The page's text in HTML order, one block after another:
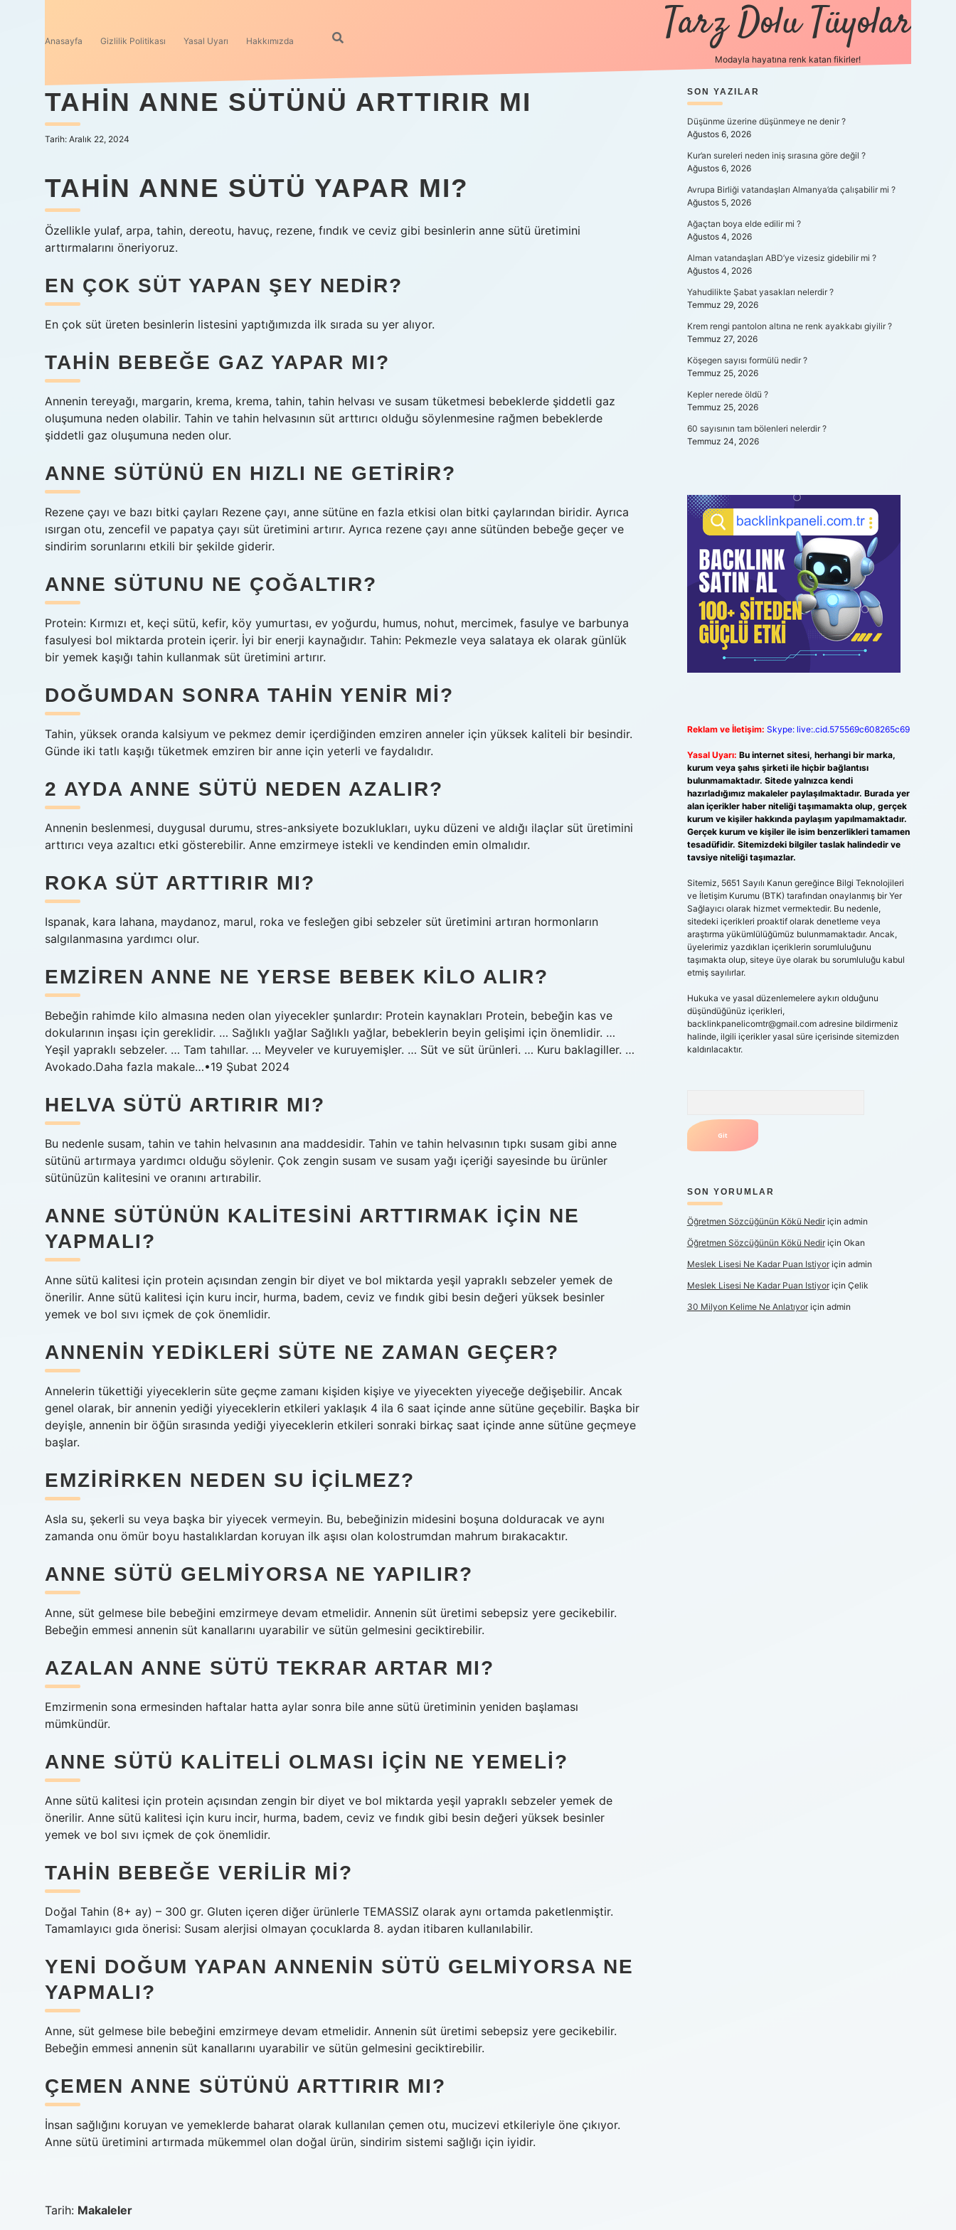
Anasayfa Gizlilik Politikası Yasal Uyarı Hakkımızda Tarz Dolu Tüyolar
Modayla hayatına renk katan fikirler!
TAHIN ANNE SÜTÜNÜ ARTTIRIR MI
Tarih: Aralık 22, 2024
TAHIN ANNE SÜTÜ YAPAR MI?
Özellikle yulaf, arpa, tahin, dereotu, havuç, rezene, fındık ve ceviz gibi besinlerin anne sütü üretimini
arttırmalarını öneriyoruz.
EN ÇOK SÜT YAPAN ŞEY NEDIR?
En çok süt üreten besinlerin listesini yaptığımızda ilk sırada su yer alıyor.
TAHIN BEBEĞE GAZ YAPAR MI?
Annenin tereyağı, margarin, krema, krema, tahin, tahin helvası ve susam tüketmesi bebeklerde şiddetli gaz
oluşumuna neden olabilir. Tahin ve tahin helvasının süt arttırıcı olduğu söylenmesine rağmen bebeklerde
şiddetli gaz oluşumuna neden olur.
ANNE SÜTÜNÜ EN HIZLI NE GETIRIR?
Rezene çayı ve bazı bitki çayları Rezene çayı, anne sütüne en fazla etkisi olan bitki çaylarından biridir. Ayrıca
ısırgan otu, zencefil ve papatya çayı süt üretimini artırır. Ayrıca rezene çayı anne sütünden bebeğe geçer ve
sindirim sorunlarını etkili bir şekilde giderir.
ANNE SÜTUNU NE ÇOĞALTIR?
Protein: Kırmızı et, keçi sütü, kefir, köy yumurtası, ev yoğurdu, humus, nohut, mercimek, fasulye ve barbunya
fasulyesi bol miktarda protein içerir. İyi bir enerji kaynağıdır. Tahin: Pekmezle veya salataya ek olarak günlük
bir yemek kaşığı tahin kullanmak süt üretimini artırır.
DOĞUMDAN SONRA TAHIN YENIR MI?
Tahin, yüksek oranda kalsiyum ve pekmez demir içerdiğinden emziren anneler için yüksek kaliteli bir besindir.
Günde iki tatlı kaşığı tüketmek emziren bir anne için yeterli ve faydalıdır.
2 AYDA ANNE SÜTÜ NEDEN AZALIR?
Annenin beslenmesi, duygusal durumu, stres-anksiyete bozuklukları, uyku düzeni ve aldığı ilaçlar süt üretimini
arttırıcı veya azaltıcı etki gösterebilir. Anne emzirmeye istekli ve kendinden emin olmalıdır.
ROKA SÜT ARTTIRIR MI?
Ispanak, kara lahana, maydanoz, marul, roka ve fesleğen gibi sebzeler süt üretimini artıran hormonların
salgılanmasına yardımcı olur.
EMZIREN ANNE NE YERSE BEBEK KILO ALIR?
Bebeğin rahimde kilo almasına neden olan yiyecekler şunlardır: Protein kaynakları Protein, bebeğin kas ve
dokularının inşası için gereklidir. … Sağlıklı yağlar Sağlıklı yağlar, bebeklerin beyin gelişimi için önemlidir. …
Yeşil yapraklı sebzeler. … Tam tahıllar. … Meyveler ve kuruyemişler. … Süt ve süt ürünleri. … Kuru baklagiller. …
Avokado.Daha fazla makale…•19 Şubat 2024
HELVA SÜTÜ ARTIRIR MI?
Bu nedenle susam, tahin ve tahin helvasının ana maddesidir. Tahin ve tahin helvasının tıpkı susam gibi anne
sütünü artırmaya yardımcı olduğu söylenir. Çok zengin susam ve susam yağı içeriği sayesinde bu ürünler
sütünüzün kalitesini ve oranını artırabilir.
ANNE SÜTÜNÜN KALITESINI ARTTIRMAK IÇIN NE
YAPMALI?
Anne sütü kalitesi için protein açısından zengin bir diyet ve bol miktarda yeşil yapraklı sebzeler yemek de
önerilir. Anne sütü kalitesi için kuru incir, hurma, badem, ceviz ve fındık gibi besin değeri yüksek besinler
yemek ve bol sıvı içmek de çok önemlidir.
ANNENIN YEDIKLERI SÜTE NE ZAMAN GEÇER?
Annelerin tükettiği yiyeceklerin süte geçme zamanı kişiden kişiye ve yiyecekten yiyeceğe değişebilir. Ancak
genel olarak, bir annenin yediği yiyeceklerin etkileri yaklaşık 4 ila 6 saat içinde anne sütüne geçebilir. Başka bir
deyişle, annenin bir öğün sırasında yediği yiyeceklerin etkileri sonraki birkaç saat içinde anne sütüne geçmeye
başlar.
EMZIRIRKEN NEDEN SU IÇILMEZ?
Asla su, şekerli su veya başka bir yiyecek vermeyin. Bu, bebeğinizin midesini boşuna dolduracak ve aynı
zamanda onu ömür boyu hastalıklardan koruyan ilk aşısı olan kolostrumdan mahrum bırakacaktır.
ANNE SÜTÜ GELMIYORSA NE YAPILIR?
Anne, süt gelmese bile bebeğini emzirmeye devam etmelidir. Annenin süt üretimi sebepsiz yere gecikebilir.
Bebeğin emmesi annenin süt kanallarını uyarabilir ve sütün gelmesini geciktirebilir.
AZALAN ANNE SÜTÜ TEKRAR ARTAR MI?
Emzirmenin sona ermesinden haftalar hatta aylar sonra bile anne sütü üretiminin yeniden başlaması
mümkündür.
ANNE SÜTÜ KALITELI OLMASI IÇIN NE YEMELI?
Anne sütü kalitesi için protein açısından zengin bir diyet ve bol miktarda yeşil yapraklı sebzeler yemek de
önerilir. Anne sütü kalitesi için kuru incir, hurma, badem, ceviz ve fındık gibi besin değeri yüksek besinler
yemek ve bol sıvı içmek de çok önemlidir.
TAHIN BEBEĞE VERILIR MI?
Doğal Tahin (8+ ay) – 300 gr. Gluten içeren diğer ürünlerle TEMASSIZ olarak aynı ortamda paketlenmiştir.
Tamamlayıcı gıda önerisi: Susam alerjisi olmayan çocuklarda 8. aydan itibaren kullanılabilir.
YENI DOĞUM YAPAN ANNENIN SÜTÜ GELMIYORSA NE
YAPMALI?
Anne, süt gelmese bile bebeğini emzirmeye devam etmelidir. Annenin süt üretimi sebepsiz yere gecikebilir.
Bebeğin emmesi annenin süt kanallarını uyarabilir ve sütün gelmesini geciktirebilir.
ÇEMEN ANNE SÜTÜNÜ ARTTIRIR MI?
İnsan sağlığını koruyan ve yemeklerde baharat olarak kullanılan çemen otu, mucizevi etkileriyle öne çıkıyor.
Anne sütü üretimini artırmada mükemmel olan doğal ürün, sindirim sistemi sağlığı için iyidir.
Tarih: Makaleler
SIDEBAR
SON YAZILAR
Düşünme üzerine düşünmeye ne denir ?
Ağustos 6, 2026
Kur’an sureleri neden iniş sırasına göre değil ?
Ağustos 6, 2026
Avrupa Birliği vatandaşları Almanya’da çalışabilir mi ?
Ağustos 5, 2026
Ağaçtan boya elde edilir mi ?
Ağustos 4, 2026
Alman vatandaşları ABD’ye vizesiz gidebilir mi ?
Ağustos 4, 2026
Yahudilikte Şabat yasakları nelerdir ?
Temmuz 29, 2026
Krem rengi pantolon altına ne renk ayakkabı giyilir ?
Temmuz 27, 2026
Köşegen sayısı formülü nedir ?
Temmuz 25, 2026
Kepler nerede öldü ?
Temmuz 25, 2026
60 sayısının tam bölenleri nelerdir ?
Temmuz 24, 2026
Reklam ve İletişim: Skype: live:.cid.575569c608265c69
Yasal Uyarı: Bu internet sitesi, herhangi bir marka,
kurum veya şahıs şirketi ile hiçbir bağlantısı
bulunmamaktadır. Sitede yalnızca kendi
hazırladığımız makaleler paylaşılmaktadır. Burada yer
alan içerikler haber niteliği taşımamakta olup, gerçek
kurum ve kişiler hakkında paylaşım yapılmamaktadır.
Gerçek kurum ve kişiler ile isim benzerlikleri tamamen
tesadüfidir. Sitemizdeki bilgiler taslak halindedir ve
tavsiye niteliği taşımazlar.
Sitemiz, 5651 Sayılı Kanun gereğince Bilgi Teknolojileri
ve İletişim Kurumu (BTK) tarafından onaylanmış bir Yer
Sağlayıcı olarak hizmet vermektedir. Bu nedenle,
sitedeki içerikleri proaktif olarak denetleme veya
araştırma yükümlülüğümüz bulunmamaktadır. Ancak,
üyelerimiz yazdıkları içeriklerin sorumluluğunu
taşımakta olup, siteye üye olarak bu sorumluluğu kabul
etmiş sayılırlar.
Hukuka ve yasal düzenlemelere aykırı olduğunu
düşündüğünüz içerikleri,
backlinkpanelicomtr@gmail.comadresine bildirmeniz
halinde, ilgili içerikler yasal süre içerisinde sitemizden
kaldırılacaktır.
SON YORUMLAR
Öğretmen Sözcüğünün Kökü Nediriçin admin
Öğretmen Sözcüğünün Kökü Nediriçin Okan
Meslek Lisesi Ne Kadar Puan Istiyoriçin admin
Meslek Lisesi Ne Kadar Puan Istiyoriçin Çelik
30 Milyon Kelime Ne Anlatıyoriçin admin